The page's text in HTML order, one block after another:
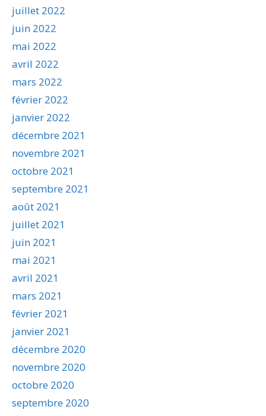
juillet 2022
juin 2022
mai 2022
avril 2022
mars 2022
février 2022
janvier 2022
décembre 2021
novembre 2021
octobre 2021
septembre 2021
août 2021
juillet 2021
juin 2021
mai 2021
avril 2021
mars 2021
février 2021
janvier 2021
décembre 2020
novembre 2020
octobre 2020
septembre 2020